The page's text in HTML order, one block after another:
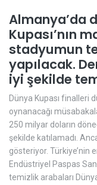
Almanya’da
Kupası’nın
stadyumun
yapılacak.
iyi şekilde
Dünya Kupası finalleri
oynanacağı
250 milyar doların
şekilde katılamadı.
gösteriyor. Türkiye’nin
Endüstriyel Paspas
temizlik arabaları